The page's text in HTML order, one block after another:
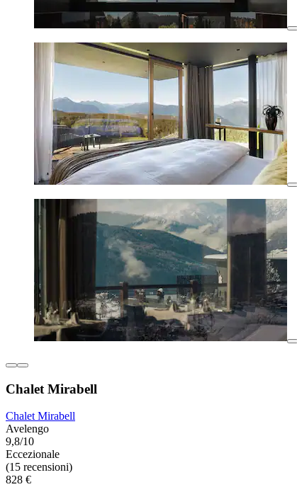
Chalet Mirabell
Chalet Mirabell
Avelengo
9,8/10
Eccezionale
(15 recensioni)
828 €